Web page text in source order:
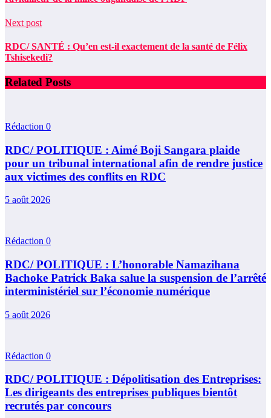
Next post
RDC/ SANTÉ : Qu’en est-il exactement de la santé de Félix
Tshisekedi?
Related Posts
Rédaction 0
RDC/ POLITIQUE : Aimé Boji Sangara plaide
pour un tribunal international afin de rendre justice
aux victimes des conflits en RDC
5 août 2026
Rédaction 0
RDC/ POLITIQUE : L’honorable Namazihana
Bachoke Patrick Baka salue la suspension de l’arrêté
interministériel sur l’économie numérique
5 août 2026
Rédaction 0
RDC/ POLITIQUE : Dépolitisation des Entreprises:
Les dirigeants des entreprises publiques bientôt
recrutés par concours